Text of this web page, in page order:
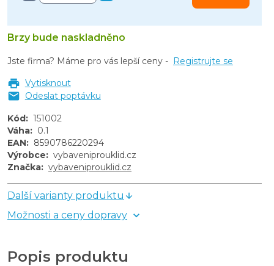
Brzy bude naskladněno
Jste firma? Máme pro vás lepší ceny - Registrujte se
Vytisknout
Odeslat poptávku
Kód: 151002
Váha: 0.1
EAN: 8590786220294
Výrobce: vybaveniprouklid.cz
Značka: vybaveniprouklid.cz
Další varianty produktu
Možnosti a ceny dopravy
Popis produktu